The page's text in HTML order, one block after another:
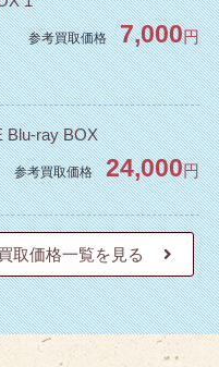
参考買取価格 7,000円
Blu-ray BOX
参考買取価格 24,000円
取価格一覧を見る